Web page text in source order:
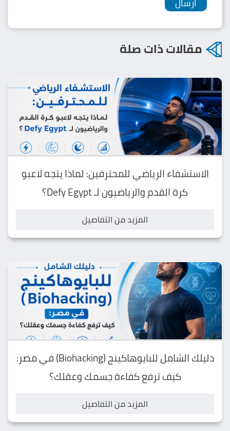
مقالات ذات صلة
الاستشفاء الرياضي للمحترفين: لماذا يتجه لاعبو
كرة القدم والرياضيون لـ Defy Egypt؟
المزيد من التفاصيل
دليلك الشامل للبايوهاكينج (Biohacking) في مصر:
كيف ترفع كفاءة جسمك وعقلك؟
المزيد من التفاصيل